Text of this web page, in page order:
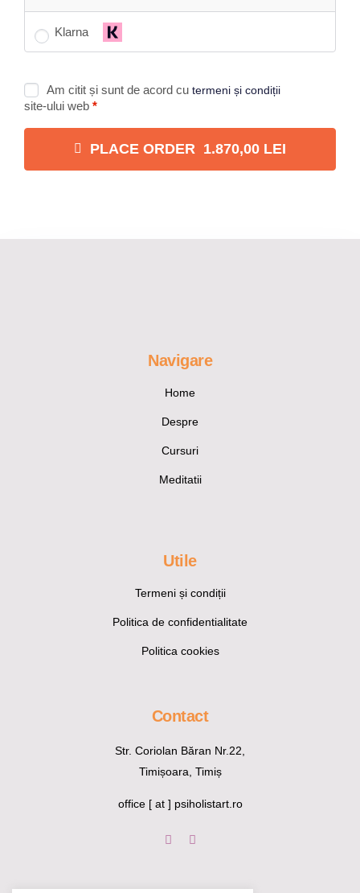
Klarna
Am citit și sunt de acord cu termeni și condiții
site-ului web *
PLACE ORDER 1.870,00 LEI
Navigare
Home
Despre
Cursuri
Meditatii
Utile
Termeni și condiții
Politica de confidentialitate
Politica cookies
Contact
Str. Coriolan Băran Nr.22,
Timișoara, Timiș
office [ at ] psiholistart.ro